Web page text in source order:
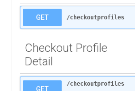
GET /checkoutprofiles
Checkout Profile
Detail
GET
/checkoutprofiles